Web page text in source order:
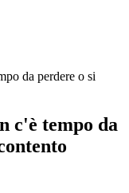
da perdere o si
c'è tempo da